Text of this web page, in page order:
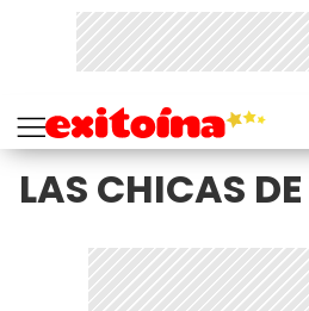
LAS CHICAS